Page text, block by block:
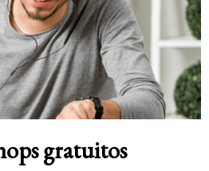
gratuitos